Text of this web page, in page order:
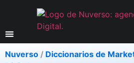
Nuverso / Diccionarios de